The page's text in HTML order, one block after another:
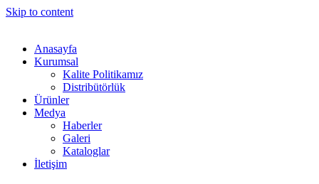
Skip to content
Anasayfa
Kurumsal
Kalite Politikamız
Distribütörlük
Ürünler
Medya
Haberler
Galeri
Kataloglar
İletişim